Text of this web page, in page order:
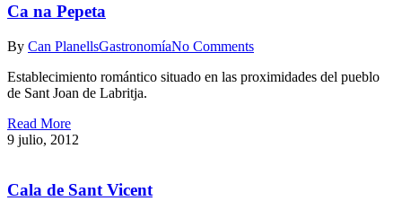
Ca na Pepeta
By Can PlanellsGastronomíaNo Comments
Establecimiento romántico situado en las proximidades del pueblo
de Sant Joan de Labritja.
Read More
9 julio, 2012
Cala de Sant Vicent